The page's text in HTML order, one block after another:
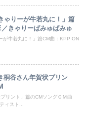
ゃりーが牛若丸に！」篇
きゃりーぱみゅぱみゅ
が牛若丸に！」篇CM曲：KPP ON
桐谷さん年賀状プリン
リント」篇のCMソングＣＭ曲
ィスト...